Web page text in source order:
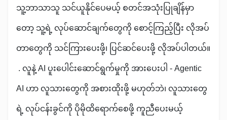
သူ့ဘာသာသူ သင်ယူနိုင်ပေမယ့် စတင်အသုံးပြုချိန်မှာ
တော့ သူ့ရဲ့ လုပ်ဆောင်ချက်တွေကို စောင့်ကြည့်ပြီး လိုအပ်
တာတွေကို သင်ကြားပေးဖို့၊ ပြင်ဆင်ပေးဖို့ လိုအပ်ပါတယ်။
. လူနဲ့ AI ပူးပေါင်းဆောင်ရွက်မှုကို အားပေးပါ - Agentic
AI ဟာ လူသားတွေကို အစားထိုးဖို့ မဟုတ်ဘဲ၊ လူသားတွေ
ရဲ့ လုပ်ငန်းခွင်ကို ပိုမိုထိရောက်စေဖို့ ကူညီပေးမယ့်